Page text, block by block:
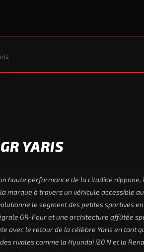
YARIS
haute performance de la citadine
marque à travers un véhicule accessible
le segment des petites sportives
GR-Four et une architecture affûtée
avec le retour de la célèbre Yaris en tant
rivales comme la Hyundai i20 N et la